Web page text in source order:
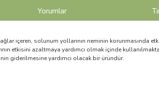
Yorumlar
içeren, solunum yollarının neminin korunmasında
etkisini azaltmaya yardımcı olmak içinde
giderilmesine yardımcı olacak bir üründür.